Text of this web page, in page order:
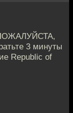
3 минуты
Republic of